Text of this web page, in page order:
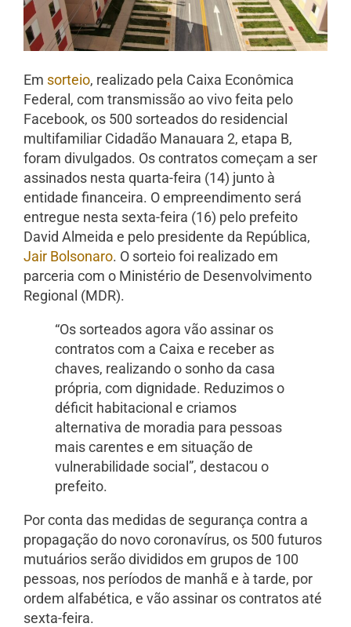
Em sorteio, realizado pela Caixa Econômica
Federal, com transmissão ao vivo feita pelo
Facebook, os 500 sorteados do residencial
multifamiliar Cidadão Manauara 2, etapa B,
foram divulgados. Os contratos começam a ser
assinados nesta quarta-feira (14) junto à
entidade financeira. O empreendimento será
entregue nesta sexta-feira (16) pelo prefeito
David Almeida e pelo presidente da República,
Jair Bolsonaro. O sorteio foi realizado em
parceria com o Ministério de Desenvolvimento
Regional (MDR).
“Os sorteados agora vão assinar os
contratos com a Caixa e receber as
chaves, realizando o sonho da casa
própria, com dignidade. Reduzimos o
déficit habitacional e criamos
alternativa de moradia para pessoas
mais carentes e em situação de
vulnerabilidade social”, destacou o
prefeito.
Por conta das medidas de segurança contra a
propagação do novo coronavírus, os 500 futuros
mutuários serão divididos em grupos de 100
pessoas, nos períodos de manhã e à tarde, por
ordem alfabética, e vão assinar os contratos até
sexta-feira.